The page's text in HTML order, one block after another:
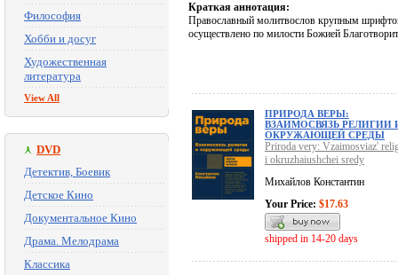
Философия
Хобби и досуг
Художественная
литература
View All
DVD
Детектив, Боевик
Детское Кино
Документальное Кино
Драма. Мелодрама
Классика
Краткая аннотация:
Православный молитвослов крупным
осуществлено по милости Божией
ПРИРОДА ВЕРЫ:
ВЗАИМОСВЯЗЬ РЕЛИГИИ
ОКРУЖАЮЩЕЙ СРЕДЫ
Priroda very: Vzaimosviaz'
i okruzhaiushchei sredy
Михайлов Константин
Your Price: $17.63
shipped in 14-20 days